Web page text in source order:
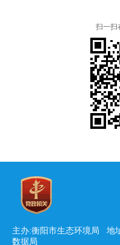
扫一扫
主办:衡阳市生态环境局 地
数据局